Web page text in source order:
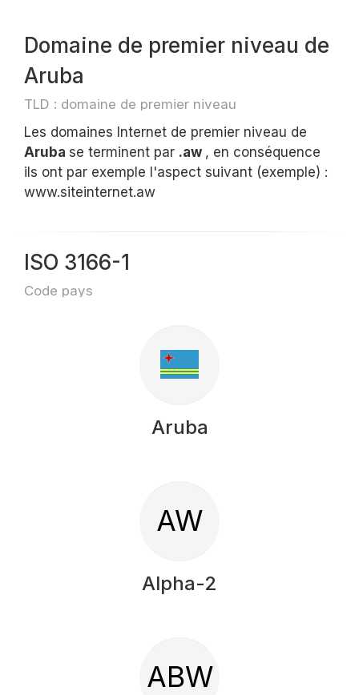
Domaine de premier niveau de
Aruba
TLD : domaine de premier niveau
Les domaines Internet de premier niveau de
Aruba se terminent par .aw , en conséquence
ils ont par exemple l'aspect suivant (exemple) :
www.siteinternet.aw
ISO 3166-1
Code pays
Aruba
AW
Alpha-2
ABW